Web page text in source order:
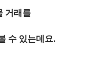
거래를
수 있는데요.